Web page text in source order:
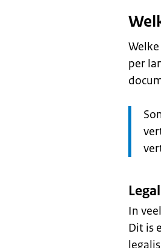
per
Let
op:
In
Dit is